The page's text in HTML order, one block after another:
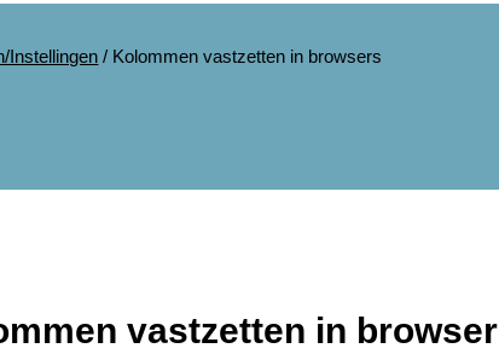
Instellingen / Kolommen vastzetten in browsers
vastzetten in